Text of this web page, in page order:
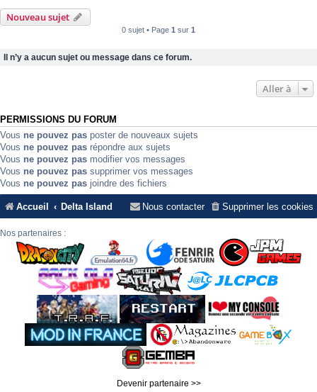
Nouveau sujet
0 sujet • Page 1 sur 1
Il n’y a aucun sujet ou message dans ce forum.
Aller à
PERMISSIONS DU FORUM
Vous ne pouvez pas poster de nouveaux sujets
Vous ne pouvez pas répondre aux sujets
Vous ne pouvez pas modifier vos messages
Vous ne pouvez pas supprimer vos messages
Vous ne pouvez pas joindre des fichiers
Accueil Delta Island Supprimer les cookies
Nous contacter
Nos partenaires :
Devenir partenaire >>